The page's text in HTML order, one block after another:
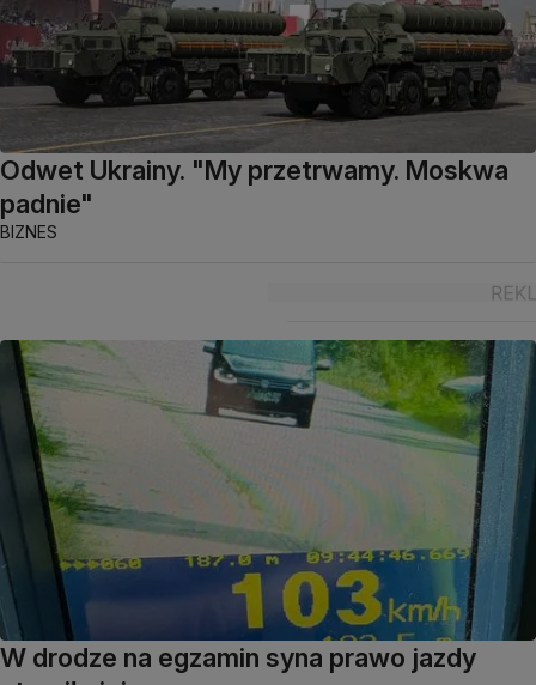
Odwet Ukrainy. "My przetrwamy. Moskwa
padnie"
BIZNES
W drodze na egzamin syna prawo jazdy